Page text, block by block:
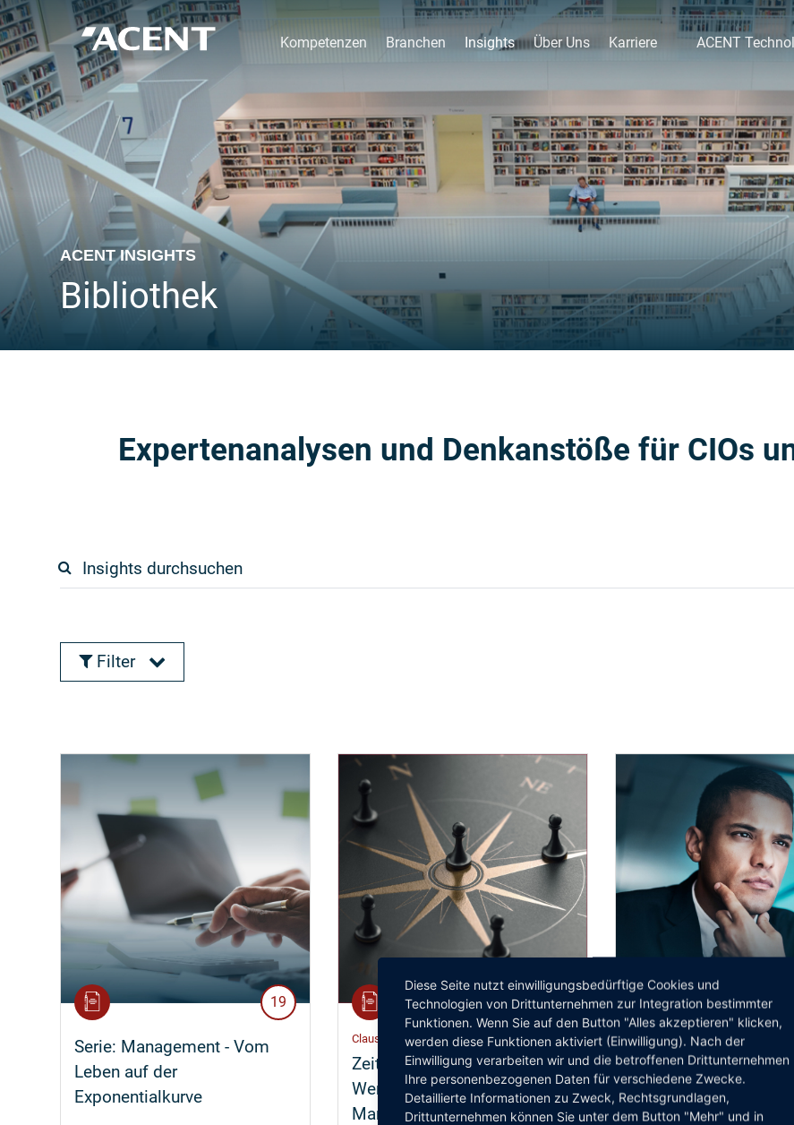
Kompetenzen Branchen Insights Über Uns Karriere ACENT
ACENT INSIGHTS
Bibliothek
Expertenanalysen und Denkanstöße für CIOs
Filter
19
Serie: Management - Vom
Leben auf der
Exponentialkurve
Claus-Peter Gutt
Zeitenwende –
Werteorientierung im
Management?
Serie:Management -
Vertrauen - ein scheues
Wesen
Diese Seite nutzt einwilligungsbedürftige Cookies und
Technologien von Drittunternehmen zur Integration bestimmter
Funktionen. Wenn Sie auf den Button "Alles akzeptieren" klicken,
werden diese Funktionen aktiviert (Einwilligung). Nach der
Einwilligung verarbeiten wir und die betroffenen Drittunternehmen
Ihre personenbezogenen Daten für verschiedene Zwecke.
Detaillierte Informationen zu Zweck, Rechtsgrundlagen,
Drittunternehmen können Sie unter dem Button "Mehr" und in